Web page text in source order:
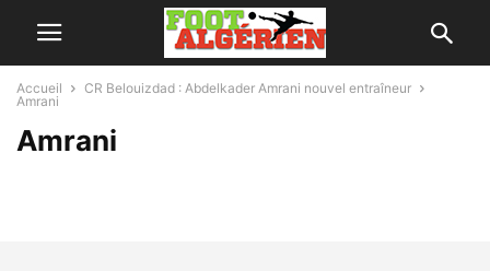
Accueil
CR Belouizdad : Abdelkader Amrani nouvel entraîneur
Amrani
Amrani